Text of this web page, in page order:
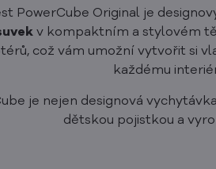
PowerCube Original je
v kompaktním a stylovém
což vám umožní vytvořit si
každému
je nejen designová
dětskou pojistkou a